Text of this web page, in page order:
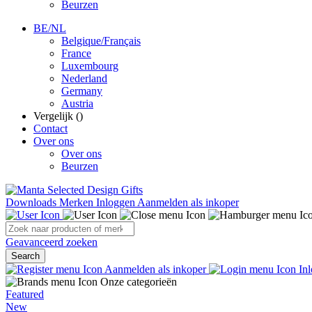
Beurzen
BE/NL
Belgique/Français
France
Luxembourg
Nederland
Germany
Austria
Vergelijk ()
Contact
Over ons
Over ons
Beurzen
Downloads Merken InloggenAanmelden als inkoper
Geavanceerd zoeken
Search
Aanmelden als inkoper
Onze categorieën
Featured
New